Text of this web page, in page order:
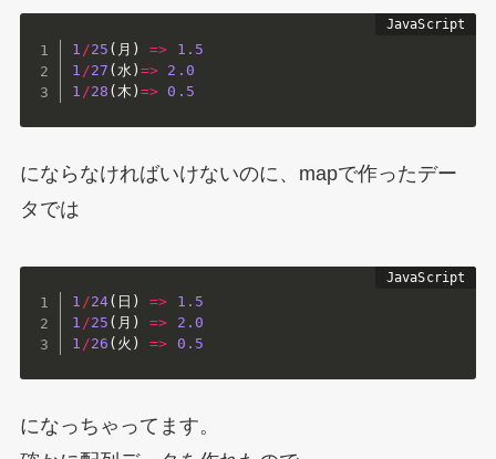
1 /25 ( 月 ) =>
1.5
1 /27 ( 水 )=> 2.0
1 /28 ( 木 )=> 0.5
にならなければいけないのに、mapで作ったデー
タでは
1 /24( 日 ) =>
1.5
1 /25 ( 月 ) =>
2.0
1 /26 ( 火 ) => 0.5
になっちゃってます。